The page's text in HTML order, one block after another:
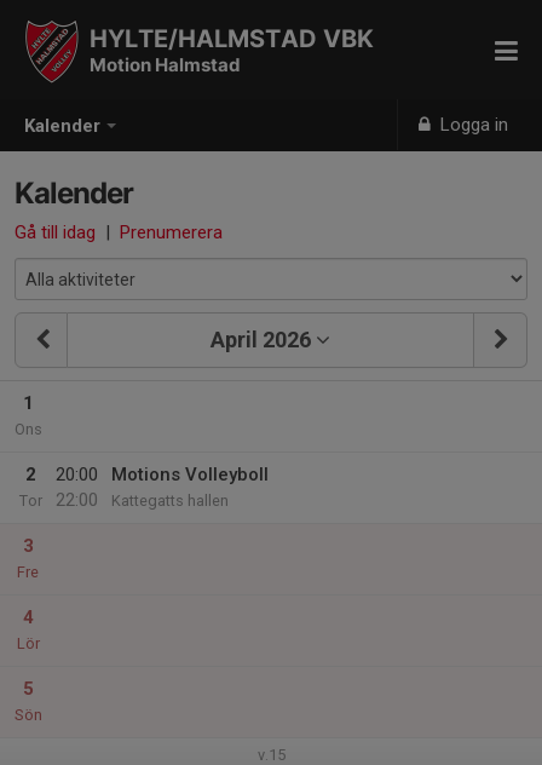
Kalender Logga in
HYLTE/HALMSTAD VBK
Motion Halmstad
Kalender
Gå till idag | Prenumerera
April 2026
1
Ons
2
Tor
20:00
22:00
Motions Volleyboll
Kattegatts hallen
3
Fre
4
Lör
5
Sön
v.15